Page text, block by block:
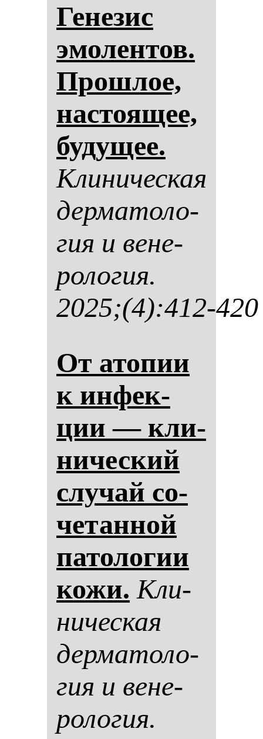
Ге­не­зис
эмо­лен­тов.
Прош­лое,
нас­то­ящее,
бу­ду­щее.
Кли­ни­чес­кая
дер­ма­то­ло­
гия и ве­не­
ро­ло­гия.
2025;(4):412-420
От ато­пии
к ин­фек­
ции — кли­
ни­чес­кий
слу­чай со­
че­тан­ной
па­то­ло­гии
ко­жи. Кли­
ни­чес­кая
дер­ма­то­ло­
гия и ве­не­
ро­ло­гия.